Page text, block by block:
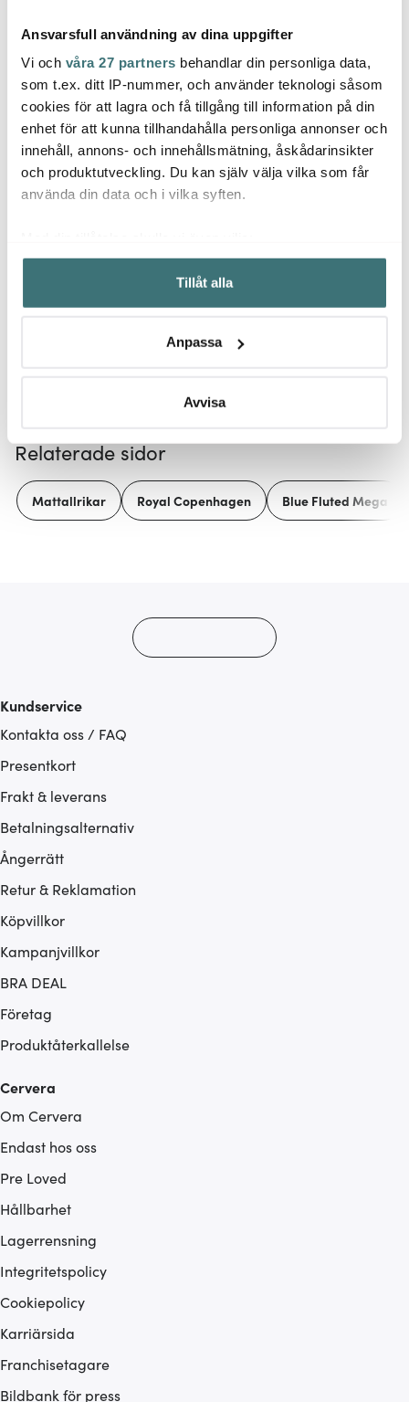
Ansvarsfull användning av dina uppgifter
Vi och våra 27 partners behandlar din personliga data,
som t.ex. ditt IP-nummer, och använder teknologi såsom
cookies för att lagra och få tillgång till information på din
enhet för att kunna tillhandahålla personliga annonser och
innehåll, annons- och innehållsmätning, åskådarinsikter
och produktutveckling. Du kan själv välja vilka som får
använda din data och i vilka syften.
Samla in information om din geografiska plats som
kan ha en noggrannhet på upp till flera meter
Identifiera din enhet genom att aktivt skanna den för
Ta reda på mer om hur dina personliga uppgifter
Du kan ändra eller dra tillbaka ditt samtycke när som
Vi använder cookies för att innehållet och annonserna
ska anpassas efter det som vi tror att du tycker om. Det
gör också att vi kan analysera vår trafik och göra
Tillåt alla
Anpassa
Avvisa
Royal Copenhagen
White Fluted Tallrik flat
22 cm
359 kr 449 kr
Royal Copenhagen
History Mix skålset 17
cm 3 delar
2579 kr
Låt dig inspireras av våra kunder
Relaterade sidor
Mattallrikar Royal Copenhagen Blue Fluted Mega
Kundservice
Kontakta oss / FAQ
Presentkort
Frakt & leverans
Betalningsalternativ
Ångerrätt
Retur & Reklamation
Köpvillkor
Kampanjvillkor
BRA DEAL
Företag
Produktåterkallelse
Cervera
Om Cervera
Endast hos oss
Pre Loved
Hållbarhet
Lagerrensning
Integritetspolicy
Cookiepolicy
Karriärsida
Franchisetagare
Bildbank för press